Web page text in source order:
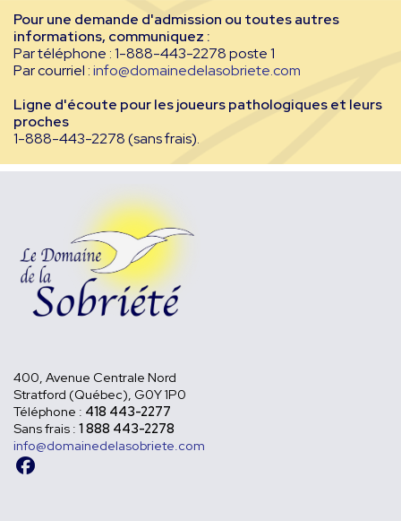
Pour une demande d'admission ou toutes autres
informations, communiquez :
Par téléphone : 1-888-443-2278 poste 1
Par courriel :info@domainedelasobriete.com
Ligne d'écoute pour les joueurs pathologiques et leurs
proches
1-888-443-2278 (sans frais).
400, Avenue Centrale Nord
Stratford (Québec), G0Y 1P0
Téléphone : 418 443-2277
Sans frais : 1 888 443-2278
info@domainedelasobriete.com